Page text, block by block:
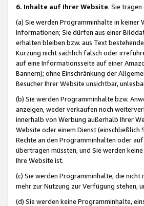
6. Inhalte auf Ihrer Website. Sie
(a) Sie werden Programminhalte in keiner
Informationen; Sie dürfen aus einer
erhalten bleiben bzw. aus Text
Kürzung nicht sachlich falsch oder
auf eine Informationsseite auf einer
Bannern); ohne Einschränkung der
Besucher Ihrer Website unsichtbar,
(b) Sie werden Programminhalte bzw.
anzeigen, weder verkaufen noch
innerhalb von Werbung außerhalb Ihrer
Website oder einem Dienst
Rechte an den Programminhalten oder
übertragen müssten, und Sie werden
Ihre Website ist.
(c) Sie werden Programminhalte, die
mehr zur Nutzung zur Verfügung stehen,
(d) Sie werden keine Programminhalte,